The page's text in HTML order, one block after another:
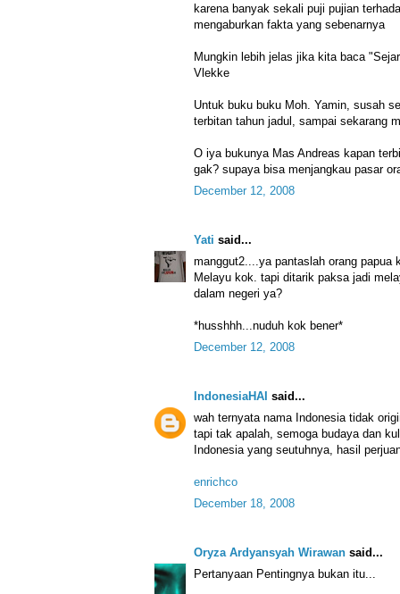
karena banyak sekali puji pujian
mengaburkan fakta yang sebenarnya
Mungkin lebih jelas jika kita baca
Vlekke
Untuk buku buku Moh. Yamin, susah
terbitan tahun jadul, sampai sekarang
O iya bukunya Mas Andreas kapan
gak? supaya bisa menjangkau pasar
December 12, 2008
Yati said...
manggut2....ya pantaslah orang papua
Melayu kok. tapi ditarik paksa jadi
dalam negeri ya?
*husshhh...nuduh kok bener*
December 12, 2008
IndonesiaHAI said...
wah ternyata nama Indonesia tidak
tapi tak apalah, semoga budaya dan
Indonesia yang seutuhnya, hasil
enrichco
December 18, 2008
Oryza Ardyansyah Wirawan said...
Pertanyaan Pentingnya bukan itu...